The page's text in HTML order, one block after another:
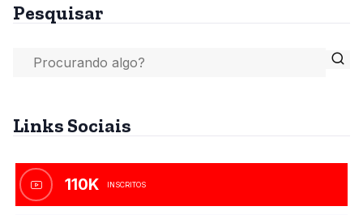
Pesquisar
Links Sociais
110K INSCRITOS